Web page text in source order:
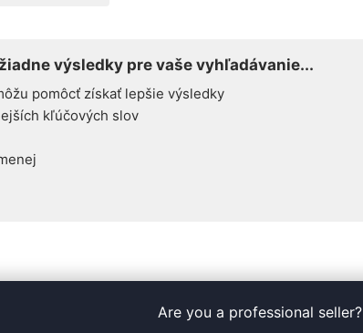
výsledky pre vaše vyhľadávanie...
pomôcť získať lepšie výsledky
kľúčových slov
Are you a professional seller?